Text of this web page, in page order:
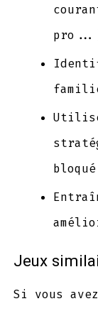
bloqué
Jeux
Si vous